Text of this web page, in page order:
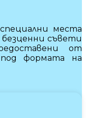
места
съвети
от
под формата на